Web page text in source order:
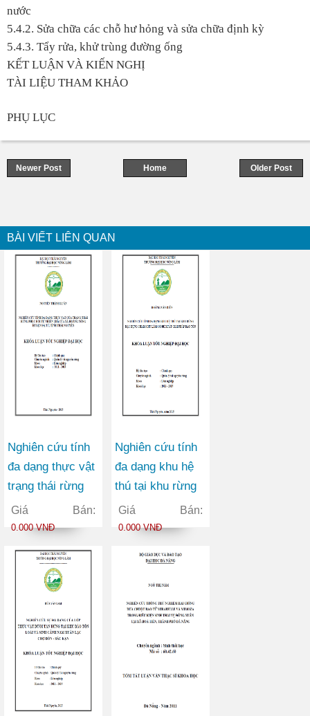
nước
5.4.2. Sửa chữa các chỗ hư hỏng và sửa chữa định kỳ
5.4.3. Tẩy rửa, khử trùng đường ống
KẾT LUẬN VÀ KIẾN NGHỊ
TÀI LIỆU THAM KHẢO
PHỤ LỤC
Newer Post Older Post
Home
BÀI VIẾT LIÊN QUAN
Nghiên cứu tính
đa dạng thực vật
trạng thái rừng
phục hồi tự nhiên
(IIB) của xã
huyện Đại Từ
Tỉnh Thái Nguyên
Giá Bán:
0.000 VNĐ
Nghiên cứu tính
đa dạng khu hệ
thú tại khu rừng
đặc dụng Cham
Chu làm cở đề
bảo tồn
Giá Bán:
0.000 VNĐ